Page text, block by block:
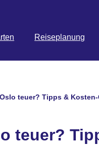
Reiseplanung
teuer? Tipps &
teuer?